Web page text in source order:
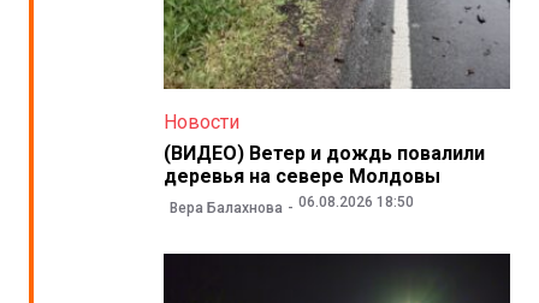
Новости
(ВИДЕО) Ветер и дождь повалили
деревья на севере Молдовы
Вера Балахнова 06.08.2026 18:50